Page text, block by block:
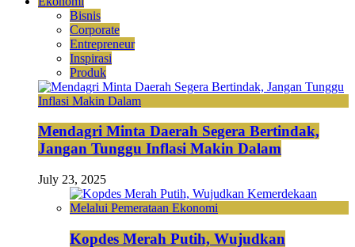
Bisnis
Corporate
Entrepreneur
Inspirasi
Produk
Mendagri Minta Daerah Segera Bertindak,
Jangan Tunggu Inflasi Makin Dalam
July 23, 2025
Kopdes Merah Putih, Wujudkan